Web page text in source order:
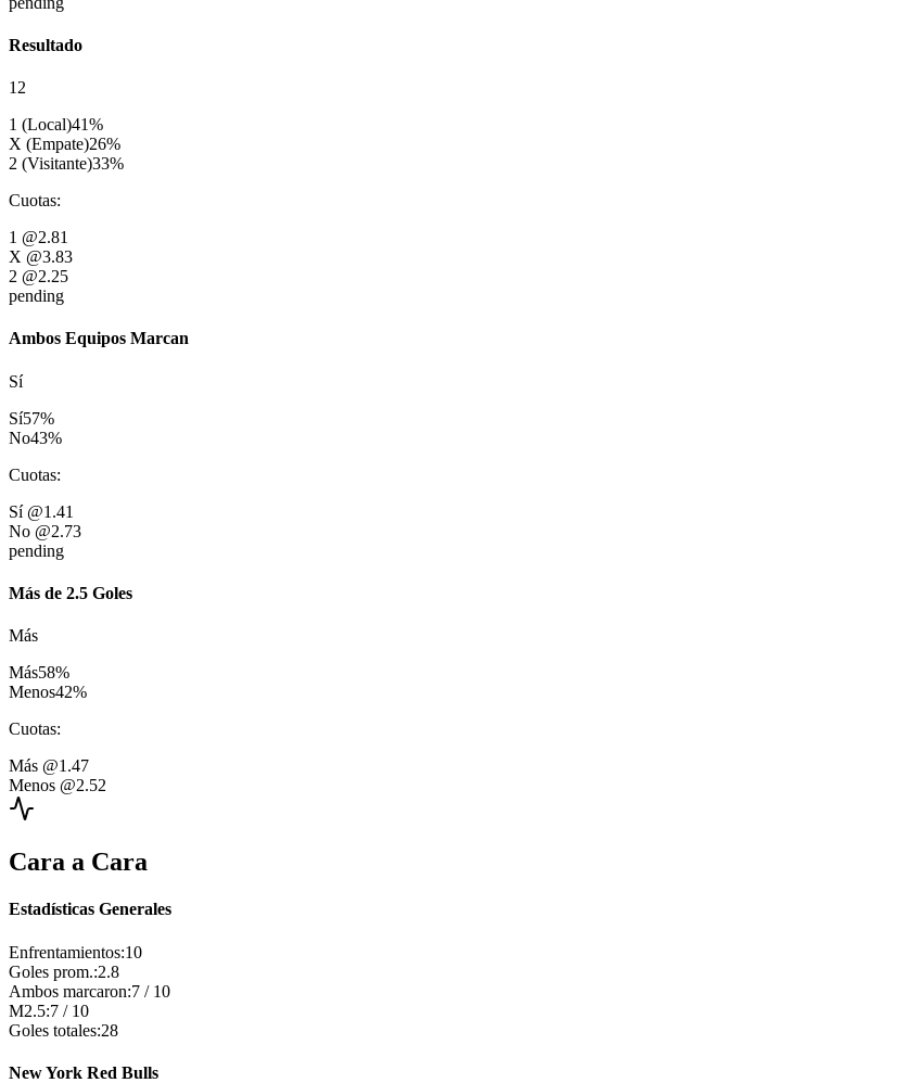
Resultado
12
1 (Local)41%
X (Empate)26%
2 (Visitante)33%
Cuotas:
1 @2.81
X @3.83
2 @2.25
pending
Ambos Equipos Marcan
Sí
Sí57%
No43%
Cuotas:
Sí @1.41
No @2.73
pending
Más de 2.5 Goles
Más
Más58%
Menos42%
Cuotas:
Más @1.47
Menos @2.52
Cara a Cara
Estadísticas Generales
Enfrentamientos:10
Goles prom.:2.8
Ambos marcaron:7 / 10
M2.5:7 / 10
Goles totales:28
New York Red Bulls